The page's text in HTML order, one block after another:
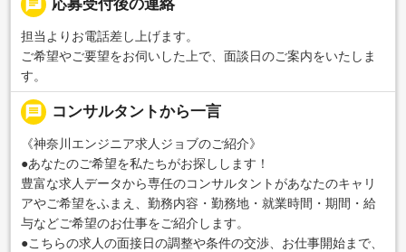
chat 応募受付後の連絡
担当よりお電話差し上げます。
ご希望やご要望をお伺いした上で、面談日のご案内をいたしま
す。
message コンサルタントから一言
《神奈川エンジニア求人ジョブのご紹介》
●あなたのご希望を私たちがお探しします！
豊富な求人データから専任のコンサルタントがあなたのキャリ
アやご希望をふまえ、勤務内容・勤務地・就業時間・期間・給
与などご希望のお仕事をご紹介します。
●こちらの求人の面接日の調整や条件の交渉、お仕事開始まで、